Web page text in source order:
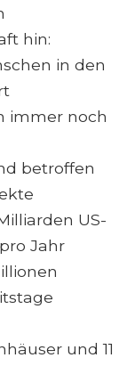
hin:
in den
immer noch
betroffen
US-
Jahr
und 11